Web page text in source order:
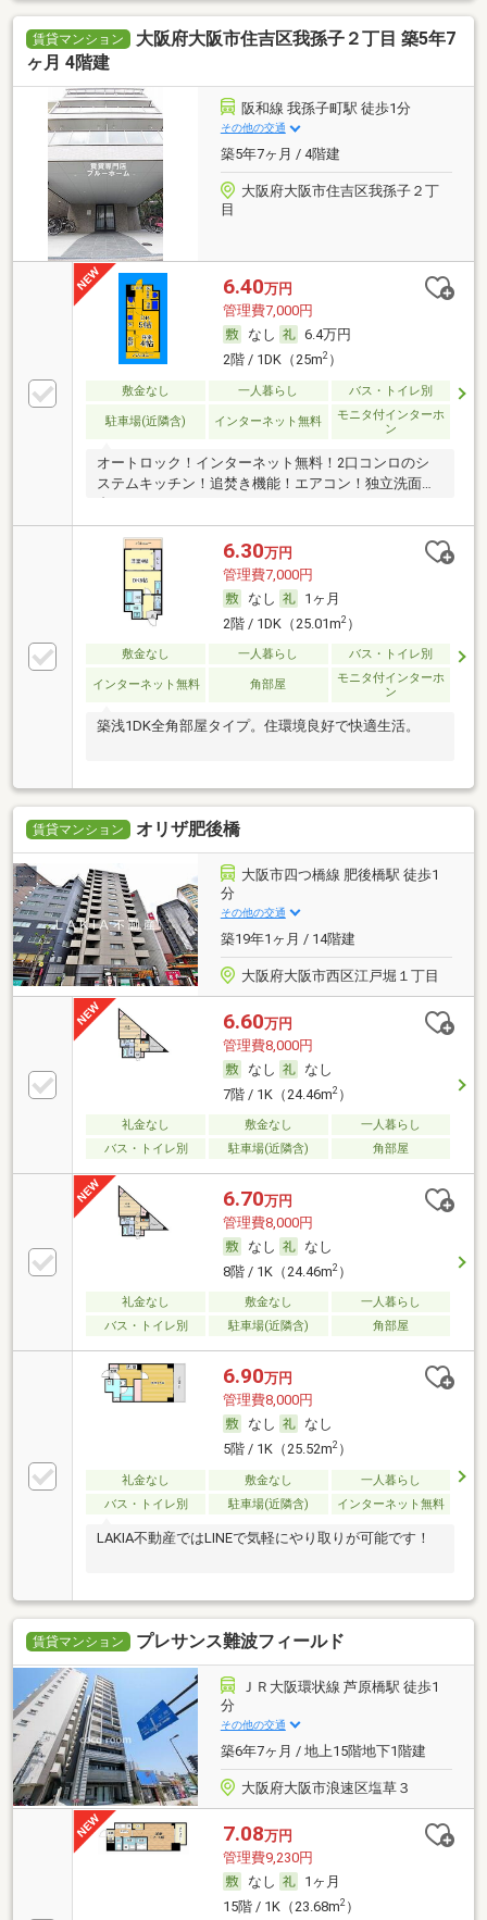
賃貸マンション
大阪府大阪市住吉区我孫子２丁目 築5年7
ヶ月 4階建
阪和線 我孫子町駅 徒歩1分
その他の交通
築5年7ヶ月 / 4階建
大阪府大阪市住吉区我孫子２丁
目
6.40万円
管理費7,000円
なし
6.4万円
2階 / 1DK（25m2）
敷金なし 一人暮らし バス・トイレ別
駐車場(近隣含) インターネット無料
モニタ付インターホ
ン
オートロック！インターネット無料！2口コンロのシ
ステムキッチン！追焚き機能！エアコン！独立洗面
台！
6.30万円
管理費7,000円
なし
1ヶ月
2階 / 1DK（25.01m2）
敷金なし 一人暮らし バス・トイレ別
インターネット無料 角部屋
モニタ付インターホ
ン
築浅1DK全角部屋タイプ。住環境良好で快適生活。
賃貸マンション オリザ肥後橋
大阪市四つ橋線 肥後橋駅 徒歩1
分
その他の交通
築19年1ヶ月 / 14階建
大阪府大阪市西区江戸堀１丁目
6.60万円
管理費8,000円
なし
なし
7階 / 1K（24.46m2）
礼金なし 敷金なし
一人暮らし
バス・トイレ別
駐車場(近隣含) 角部屋
6.70万円
管理費8,000円
なし
なし
8階 / 1K（24.46m2）
礼金なし 敷金なし
一人暮らし
バス・トイレ別
駐車場(近隣含) 角部屋
6.90万円
管理費8,000円
なし
なし
5階 / 1K（25.52m2）
礼金なし 敷金なし
一人暮らし
バス・トイレ別
駐車場(近隣含) インターネット無料
LAKIA不動産ではLINEで気軽にやり取りが可能です！
賃貸マンション プレサンス難波フィールド
ＪＲ大阪環状線 芦原橋駅 徒歩1
分
その他の交通
築6年7ヶ月 / 地上15階地下1階建
大阪府大阪市浪速区塩草３
7.08万円
管理費9,230円
なし
1ヶ月
15階 / 1K（23.68m2）